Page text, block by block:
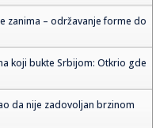
zanima – održavanje forme do
koji bukte Srbijom: Otkrio gde
da nije zadovoljan brzinom